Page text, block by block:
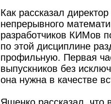
Как рассказал
непрерывного
разработчиков КИМов
по этой дисциплине
профильную. Первая
выпускников без
она нужна в качестве